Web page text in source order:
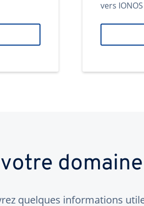
vers
domaine
quelques informations